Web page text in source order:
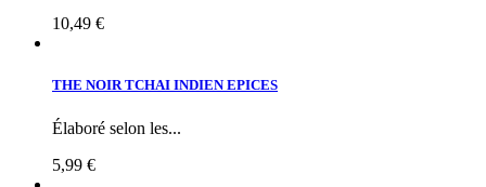
10,49 €
THE NOIR TCHAI INDIEN EPICES
Élaboré selon les...
5,99 €